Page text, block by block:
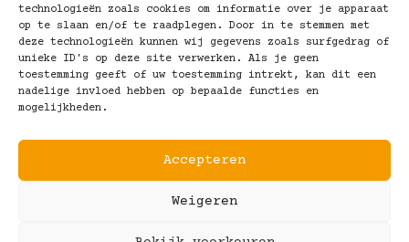
technologieën zoals cookies om informatie over je apparaat
op te slaan en/of te raadplegen. Door in te stemmen met
deze technologieën kunnen wij gegevens zoals surfgedrag of
unieke ID's op deze site verwerken. Als je geen
toestemming geeft of uw toestemming intrekt, kan dit een
nadelige invloed hebben op bepaalde functies en
mogelijkheden.
Accepteren
Weigeren
Volg Ons!
Copyright © 2025 Koot Brillen
Algemene Voorwaarden